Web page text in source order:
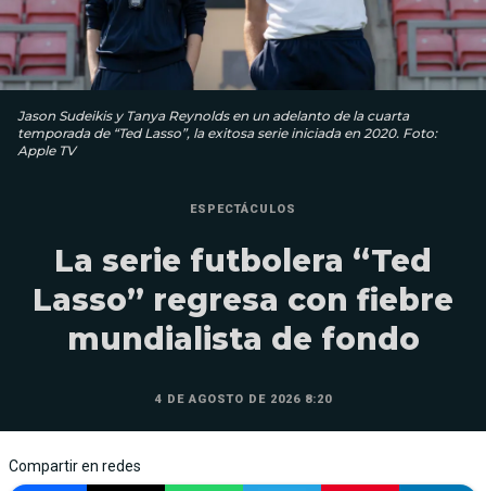
Jason Sudeikis y Tanya Reynolds en un adelanto de la cuarta
temporada de “Ted Lasso”, la exitosa serie iniciada en 2020. Foto:
Apple TV
ESPECTÁCULOS
La serie futbolera “Ted
Lasso” regresa con fiebre
mundialista de fondo
4 DE AGOSTO DE 2026 8:20
Compartir en redes